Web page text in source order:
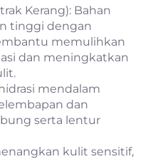
Kerang): Bahan
tinggi dengan
memulihkan
dan meningkatkan
mendalam
dan
serta lentur
kulit sensitif,